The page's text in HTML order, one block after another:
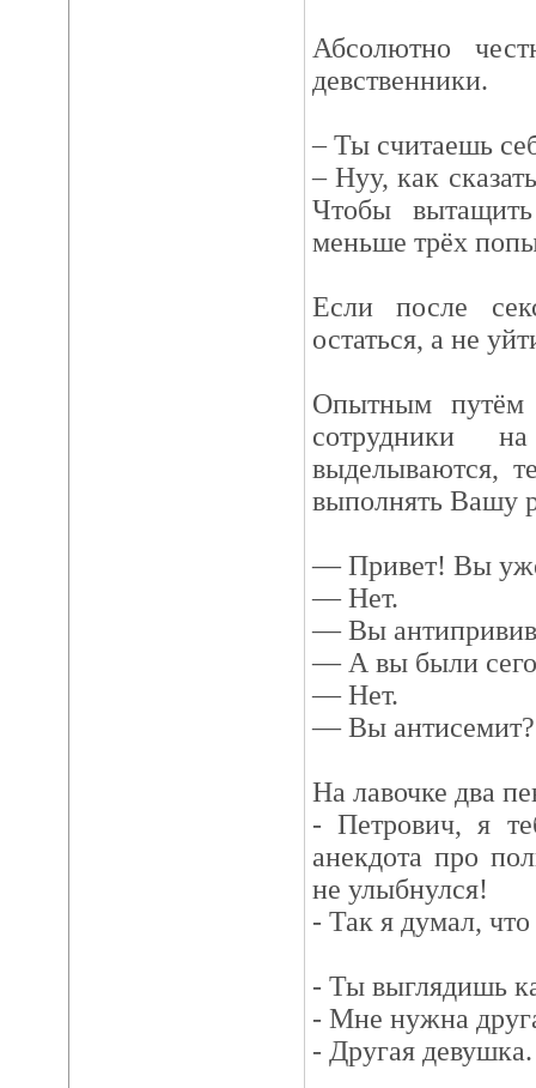
Абсолютно
девственники.
– Ты считаешь
– Нуу, как
Чтобы
меньше трёх
Если после
остаться, а не
Опытным
сотрудники
выделываются,
выполнять Вашу
— Привет! Вы
— Нет.
— Вы
— А вы были
— Нет.
— Вы антисемит?
На лавочке два
- Петрович, я
анекдота про
не улыбнулся!
- Так я думал,
- Ты выглядишь
- Мне нужна
- Другая девушка.